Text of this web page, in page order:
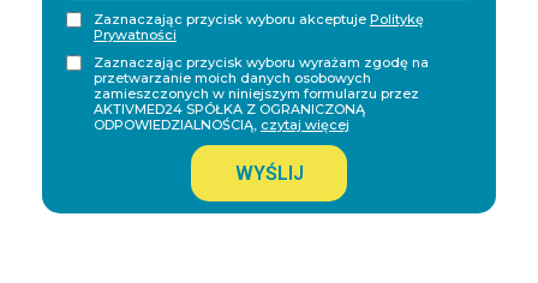
Zaznaczając przycisk wyboru akceptuje Politykę
Prywatności
Zaznaczając przycisk wyboru wyrażam zgodę na
przetwarzanie moich danych osobowych
zamieszczonych w niniejszym formularzu przez
AKTIVMED24 SPÓŁKA Z OGRANICZONĄ
ODPOWIEDZIALNOŚCIĄ, czytaj więcej
WYŚLIJ